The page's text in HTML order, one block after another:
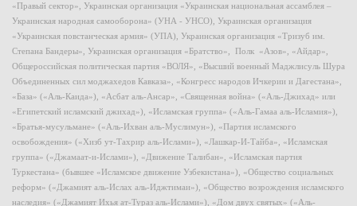
«Правый сектор», Украинская организация «Украинская национальная ассамблея –
Украинская народная самооборона» (УНА - УНСО), Украинская организация
«Украинская повстанческая армия» (УПА), Украинская организация «Тризуб им.
Степана Бандеры», Украинская организация «Братство», Полк «Азов», «Айдар»,
Общероссийская политическая партия «ВОЛЯ», «Высший военный Маджлисуль Шура
Объединенных сил моджахедов Кавказа», «Конгресс народов Ичкерии и Дагестана»,
«База» («Аль-Каида»), «Асбат аль-Ансар», «Священная война» («Аль-Джихад» или
«Египетский исламский джихад»), «Исламская группа» («Аль-Гамаа аль-Исламия»),
«Братья-мусульмане» («Аль-Ихван аль-Муслимун»), «Партия исламского
освобождения» («Хизб ут-Тахрир аль-Ислами»), «Лашкар-И-Тайба», «Исламская
группа» («Джамаат-и-Ислами»), «Движение Талибан», «Исламская партия
Туркестана» (бывшее «Исламское движение Узбекистана»), «Общество социальных
реформ» («Джамият аль-Ислах аль-Иджтимаи»), «Общество возрождения исламского
наследия» («Джамият Ихья ат-Тураз аль-Ислами»), «Дом двух святых» («Аль-